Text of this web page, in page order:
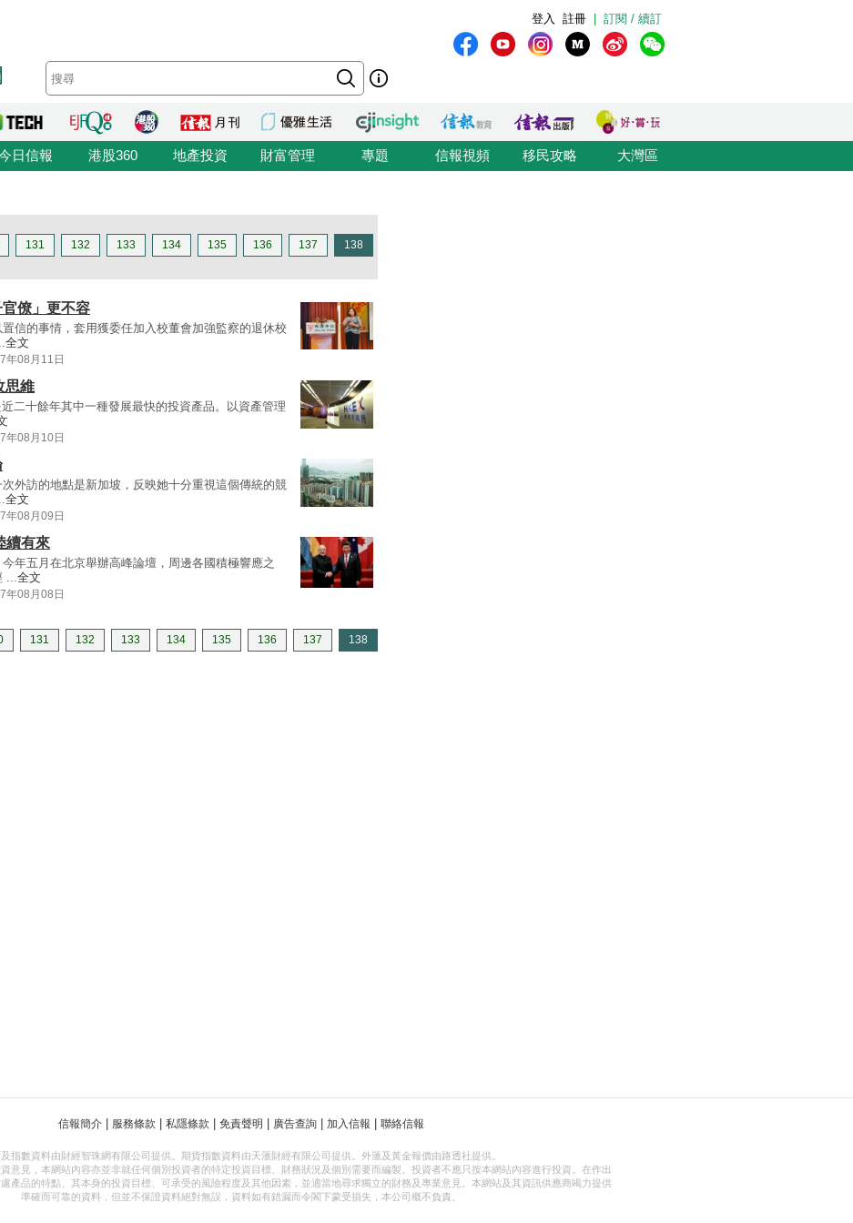
訂閱 / 續訂
註冊
登入
日信報 港股360 地產投資 財富管理 專題 信報視頻 移民攻略 大灣區
131 132 133 134 135 136 137 138
僚」更不容
信的事情，套用獲委任加入校董會加強監察的退休校
全文
年08月11日
思維
二十餘年其中一種發展最快的投資產品。以資產管理
年08月10日
外訪的地點是新加坡，反映她十分重視這個傳統的競
全文
年08月09日
續有來
年五月在北京舉辦高峰論壇，周邊各國積極響應之
...全文
年08月08日
131 132 133 134 135 136 137 138
信報簡介 服務條款 私隱條款 免責聲明 廣告查詢 加入信報 聯絡信報
及指數資料由財經智珠網有限公司提供。期貨指數資料由天滙財經有限公司提供。外滙及黃金報價由路透社提供。
意見，本網站內容亦並非就任何個別投資者的特定投資目標、財務狀況及個別需要而編製。投資者不應只按本網站內容進行投資。在作出
產品的特點、其本身的投資目標、可承受的風險程度及其他因素，並適當地尋求獨立的財務及專業意見。本網站及其資訊供應商竭力提供
準確而可靠的資料，但並不保證資料絕對無誤，資料如有錯漏而令閣下蒙受損失，本公司概不負責。